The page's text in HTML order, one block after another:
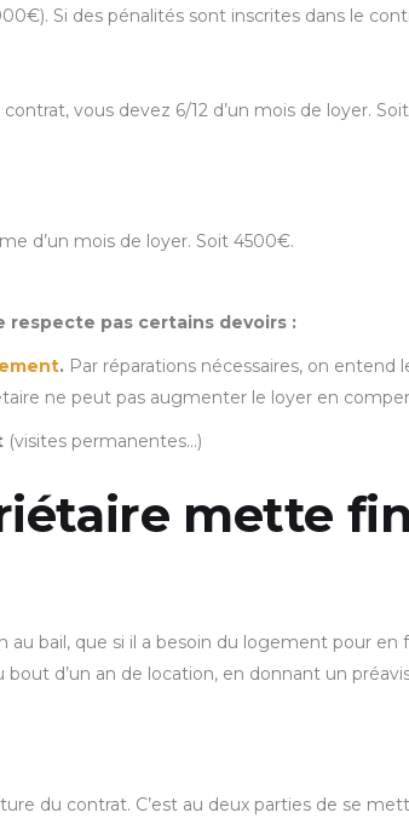
Si des pénalités sont inscrites dans le
vous devez 6/12 d’un mois de loyer.
d’un mois de loyer. Soit 4500€.
pas certains devoirs :
. Par réparations nécessaires, on entend
ne peut pas augmenter le loyer en
(visites permanentes…)
mette
bail, que si il a besoin du logement pour en
d’un an de location, en donnant un
du contrat. C’est au deux parties de se